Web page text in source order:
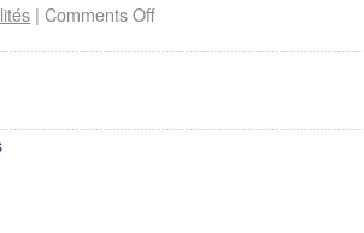
| Comments Off